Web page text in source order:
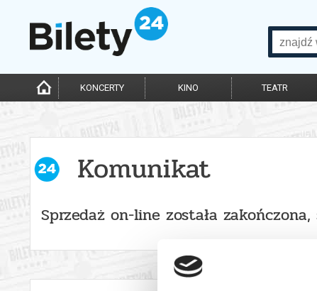
KONCERTY KINO TEATR
Komunikat
Sprzedaż on-line została